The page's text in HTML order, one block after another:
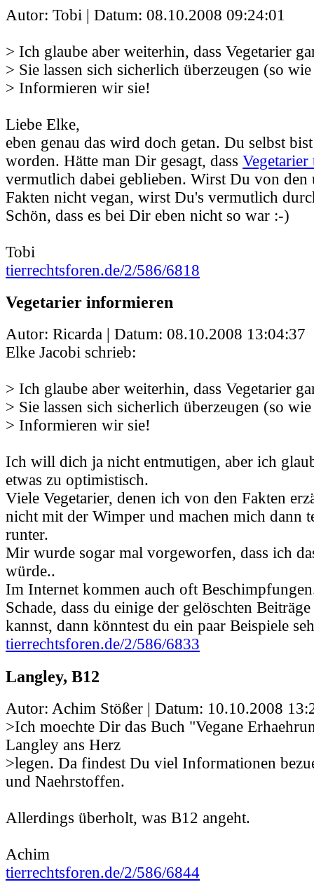
Autor: Tobi | Datum: 08.10.2008 09:24:01
> Ich glaube aber weiterhin, dass Vegetarier
> Sie lassen sich sicherlich überzeugen (so
> Informieren wir sie!
Liebe Elke,
eben genau das wird doch getan. Du selbst
worden. Hätte man Dir gesagt, dass
vermutlich dabei geblieben. Wirst Du von den
Fakten nicht vegan, wirst Du's vermutlich
Schön, dass es bei Dir eben nicht so war :-)
Tobi
tierrechtsforen.de/2/586/6818
Vegetarier informieren
Autor: Ricarda | Datum: 08.10.2008 13:04:37
Elke Jacobi schrieb:
> Ich glaube aber weiterhin, dass Vegetarier
> Sie lassen sich sicherlich überzeugen (so
> Informieren wir sie!
Ich will dich ja nicht entmutigen, aber ich
etwas zu optimistisch.
Viele Vegetarier, denen ich von den Fakten
nicht mit der Wimper und machen mich dann
runter.
Mir wurde sogar mal vorgeworfen, dass ich
würde..
Im Internet kommen auch oft
Schade, dass du einige der gelöschten
kannst, dann könntest du ein paar Beispiele
tierrechtsforen.de/2/586/6833
Langley, B12
Autor: Achim Stößer | Datum: 10.10.2008
>Ich moechte Dir das Buch "Vegane
Langley ans Herz
>legen. Da findest Du viel Informationen
und Naehrstoffen.
Allerdings überholt, was B12 angeht.
Achim
tierrechtsforen.de/2/586/6844